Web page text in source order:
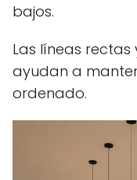
bajos.
Las líneas
ayudan a
ordenado.